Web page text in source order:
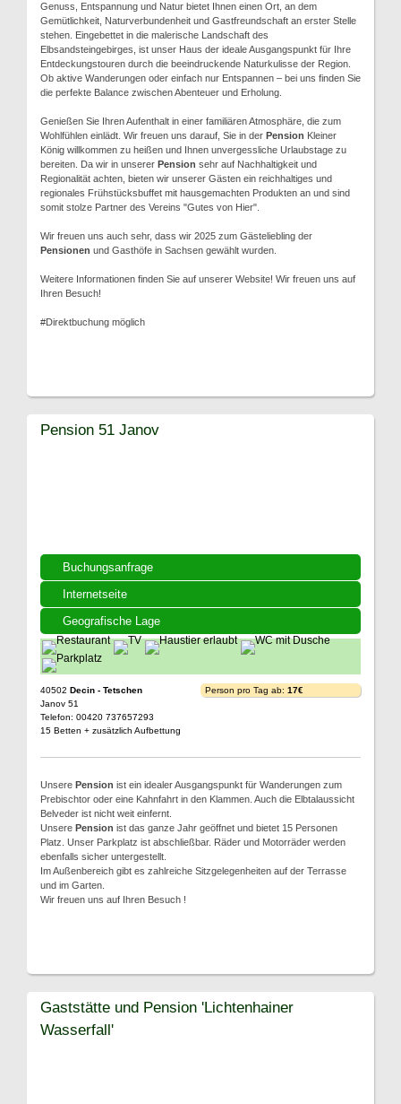
Genuss, Entspannung und Natur bietet Ihnen einen Ort, an dem
Gemütlichkeit, Naturverbundenheit und Gastfreundschaft an erster Stelle
stehen. Eingebettet in die malerische Landschaft des
Elbsandsteingebirges, ist unser Haus der ideale Ausgangspunkt für Ihre
Entdeckungstouren durch die beeindruckende Naturkulisse der Region.
Ob aktive Wanderungen oder einfach nur Entspannen – bei uns finden Sie
die perfekte Balance zwischen Abenteuer und Erholung.
Genießen Sie Ihren Aufenthalt in einer familiären Atmosphäre, die zum
Wohlfühlen einlädt. Wir freuen uns darauf, Sie in der Pension Kleiner
König willkommen zu heißen und Ihnen unvergessliche Urlaubstage zu
bereiten. Da wir in unserer Pension sehr auf Nachhaltigkeit und
Regionalität achten, bieten wir unserer Gästen ein reichhaltiges und
regionales Frühstücksbuffet mit hausgemachten Produkten an und sind
somit stolze Partner des Vereins "Gutes von Hier".
Wir freuen uns auch sehr, dass wir 2025 zum Gästeliebling der
Pensionen und Gasthöfe in Sachsen gewählt wurden.
Weitere Informationen finden Sie auf unserer Website! Wir freuen uns auf
Ihren Besuch!
#Direktbuchung möglich
Buchungsanfrage
Internetseite
Geografische Lage
Pension 51 Janov
40502 Decin - Tetschen
Janov 51
Telefon: 00420 737657293
15 Betten + zusätzlich Aufbettung
Person pro Tag ab: 17€
Unsere Pension ist ein idealer Ausgangspunkt für Wanderungen zum
Prebischtor oder eine Kahnfahrt in den Klammen. Auch die Elbtalaussicht
Belveder ist nicht weit einfernt.
Unsere Pension ist das ganze Jahr geöffnet und bietet 15 Personen
Platz. Unser Parkplatz ist abschließbar. Räder und Motorräder werden
ebenfalls sicher untergestellt.
Im Außenbereich gibt es zahlreiche Sitzgelegenheiten auf der Terrasse
und im Garten.
Wir freuen uns auf Ihren Besuch !
Gaststätte und Pension 'Lichtenhainer
Wasserfall'